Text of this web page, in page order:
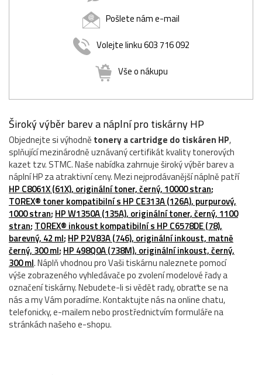
Pošlete nám e-mail
Volejte linku 603 716 092
Vše o nákupu
Široký výběr barev a náplní pro tiskárny HP
Objednejte si výhodně tonery a cartridge do tiskáren HP,
splňující mezinárodně uznávaný certifikát kvality tonerových
kazet tzv. STMC. Naše nabídka zahrnuje široký výběr barev a
náplní HP za atraktivní ceny. Mezi nejprodávanější náplně patří
HP C8061X (61X), originální toner, černý, 10000 stran;
TOREX® toner kompatibilní s HP CE313A (126A), purpurový,
1000 stran; HP W1350A (135A), originální toner, černý, 1100
stran; TOREX® inkoust kompatibilní s HP C6578DE (78),
barevný, 42 ml; HP P2V83A (746), originální inkoust, matně
černý, 300 ml; HP 498Q0A (738M), originální inkoust, černý,
300 ml. Náplň vhodnou pro Vaši tiskárnu naleznete pomocí
výše zobrazeného vyhledávače po zvolení modelové řady a
označení tiskárny. Nebudete-li si vědět rady, obraťte se na
nás a my Vám poradíme. Kontaktujte nás na online chatu,
telefonicky, e-mailem nebo prostřednictvím formuláře na
stránkách našeho e-shopu.